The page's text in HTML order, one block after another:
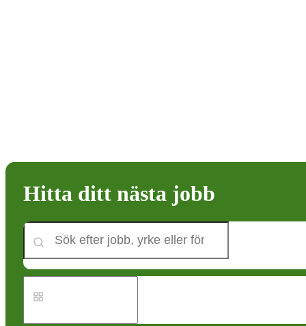
Hitta ditt nästa jobb